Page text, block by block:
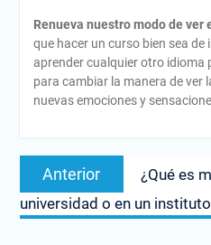
Renueva nuestro modo de ver
que hacer un curso bien sea de
aprender cualquier otro idioma
para cambiar la manera de ver
nuevas emociones y
Navegación
entradas
Anterior
anterior:
¿Qué es
universidad o en un